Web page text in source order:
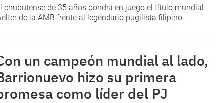
chubutense de 35 años pondrá en juego el título mundial
de la AMB frente al legendario pugilista filipino.
un campeón mundial al lado,
hizo su primera
como líder del PJ